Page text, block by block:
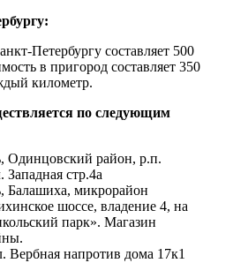
Петербургу составляет 500
в пригород составляет 350
километр.
по следующим
Одинцовский район, р.п.
Западная стр.4a
Балашиха, микрорайон
шоссе, владение 4, на
парк». Магазин
Вербная напротив дома 17к1